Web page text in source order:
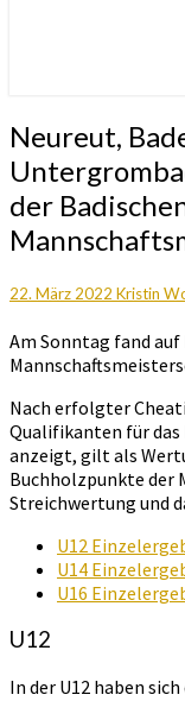
Neureut,
Baden-
Baden
und
Untergrombach
gewinnen
der
Neureut,
der
22. März 2022 Kristin
Am Sonntag fand
Nach erfolgter
Qualifikanten für das
anzeigt, gilt als
Buchholzpunkte der
Streichwertung und
U12
U14
U16
U12
In der U12 haben